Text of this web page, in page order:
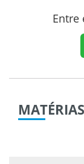
Entre
MATÉRIAS